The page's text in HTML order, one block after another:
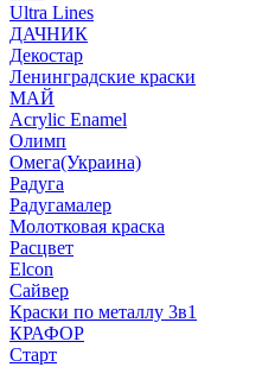
Ultra Lines
ДАЧНИК
Декостар
Ленинградские краски
МАЙ
Acrylic Enamel
Олимп
Омега(Украина)
Радуга
Радугамалер
Молотковая краска
Расцвет
Elcon
Сайвер
Краски по металлу 3в1
КРАФОР
Старт